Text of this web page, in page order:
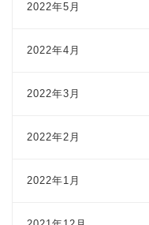
2022年5月
2022年4月
2022年3月
2022年2月
2022年1月